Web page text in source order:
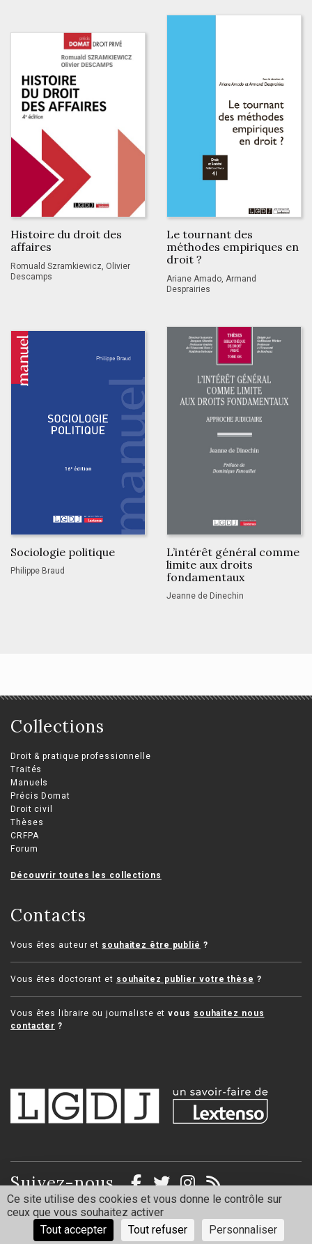
Histoire du droit des
affaires
Romuald Szramkiewicz, Olivier
Descamps
Le tournant des
méthodes empiriques en
droit ?
Ariane Amado, Armand
Desprairies
Sociologie politique
Philippe Braud
L’intérêt général comme
limite aux droits
fondamentaux
Jeanne de Dinechin
Collections
Droit & pratique professionnelle
Traités
Manuels
Précis Domat
Droit civil
Thèses
CRFPA
Forum
Découvrir toutes les collections
Contacts
Vous êtes auteur et souhaitez être publié ?
Vous êtes doctorant et souhaitez publier votre thèse ?
Vous êtes libraire ou journaliste etvous souhaitez nous
contacter ?
Suivez-nous
Mentions légales Politique de confidentialité
Ce site utilise des cookies et vous donne le contrôle sur
ceux que vous souhaitez activer
Tout accepter
Tout refuser Personnaliser